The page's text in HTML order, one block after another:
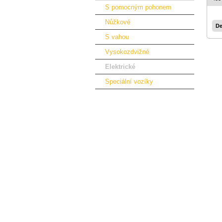
S pomocným pohonem
Nůžkové
S vahou
Vysokozdvižné
Elektrické
Speciální vozíky